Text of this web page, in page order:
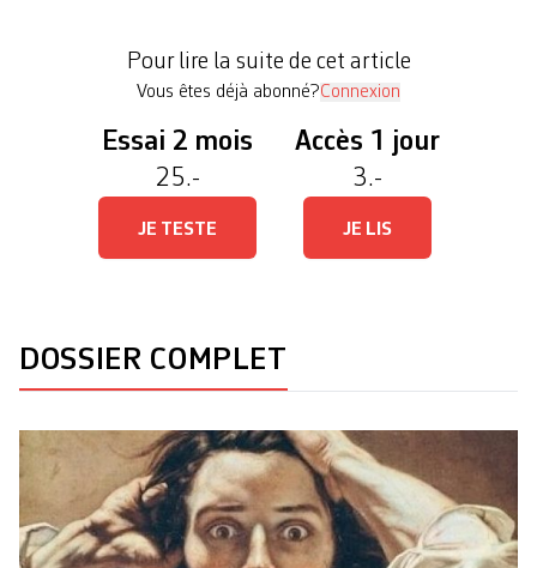
plateau romand. «L’institution n’est pas […]
Pour lire la suite de cet article
Vous êtes déjà abonné?Connexion
Essai 2 mois
25.-
JE TESTE
Accès 1 jour
3.-
JE LIS
DOSSIER COMPLET